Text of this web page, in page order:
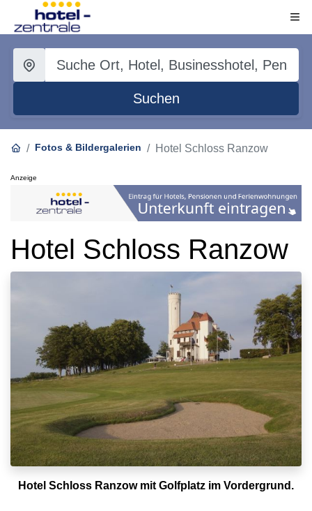
Suchen
Fotos & Bildergalerien Hotel Schloss Ranzow
Anzeige
Hotel Schloss Ranzow
Hotel Schloss Ranzow mit Golfplatz im Vordergrund.